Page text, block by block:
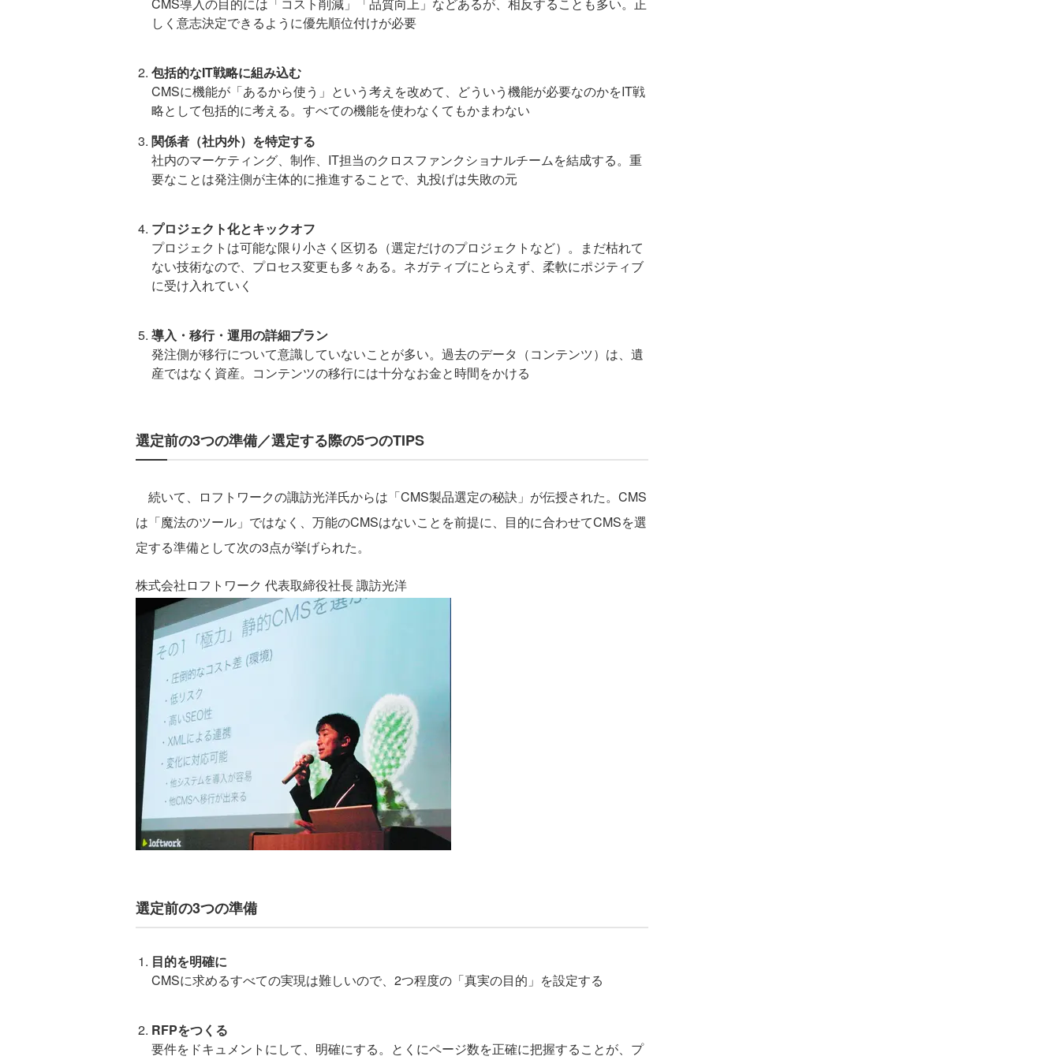
しく意志決定できるように優先順位付けが必要
包括的なIT戦略に組み込む
CMSに機能が「あるから使う」という考えを改めて、どういう機能が必要なのかをIT戦
略として包括的に考える。すべての機能を使わなくてもかまわない
関係者（社内外）を特定する
社内のマーケティング、制作、IT担当のクロスファンクショナルチームを結成する。重
要なことは発注側が主体的に推進することで、丸投げは失敗の元
プロジェクト化とキックオフ
プロジェクトは可能な限り小さく区切る（選定だけのプロジェクトなど）。まだ枯れて
ない技術なので、プロセス変更も多々ある。ネガティブにとらえず、柔軟にポジティブ
に受け入れていく
導入・移行・運用の詳細プラン
発注側が移行について意識していないことが多い。過去のデータ（コンテンツ）は、遺
産ではなく資産。コンテンツの移行には十分なお金と時間をかける
選定前の3つの準備／選定する際の5つのTIPS
続いて、ロフトワークの諏訪光洋氏からは「CMS製品選定の秘訣」が伝授された。CMS
は「魔法のツール」ではなく、万能のCMSはないことを前提に、目的に合わせてCMSを選
定する準備として次の3点が挙げられた。
株式会社ロフトワーク 代表取締役社長 諏訪光洋
選定前の3つの準備
目的を明確に
CMSに求めるすべての実現は難しいので、2つ程度の「真実の目的」を設定する
RFPをつくる
要件をドキュメントにして、明確にする。とくにページ数を正確に把握することが、プ